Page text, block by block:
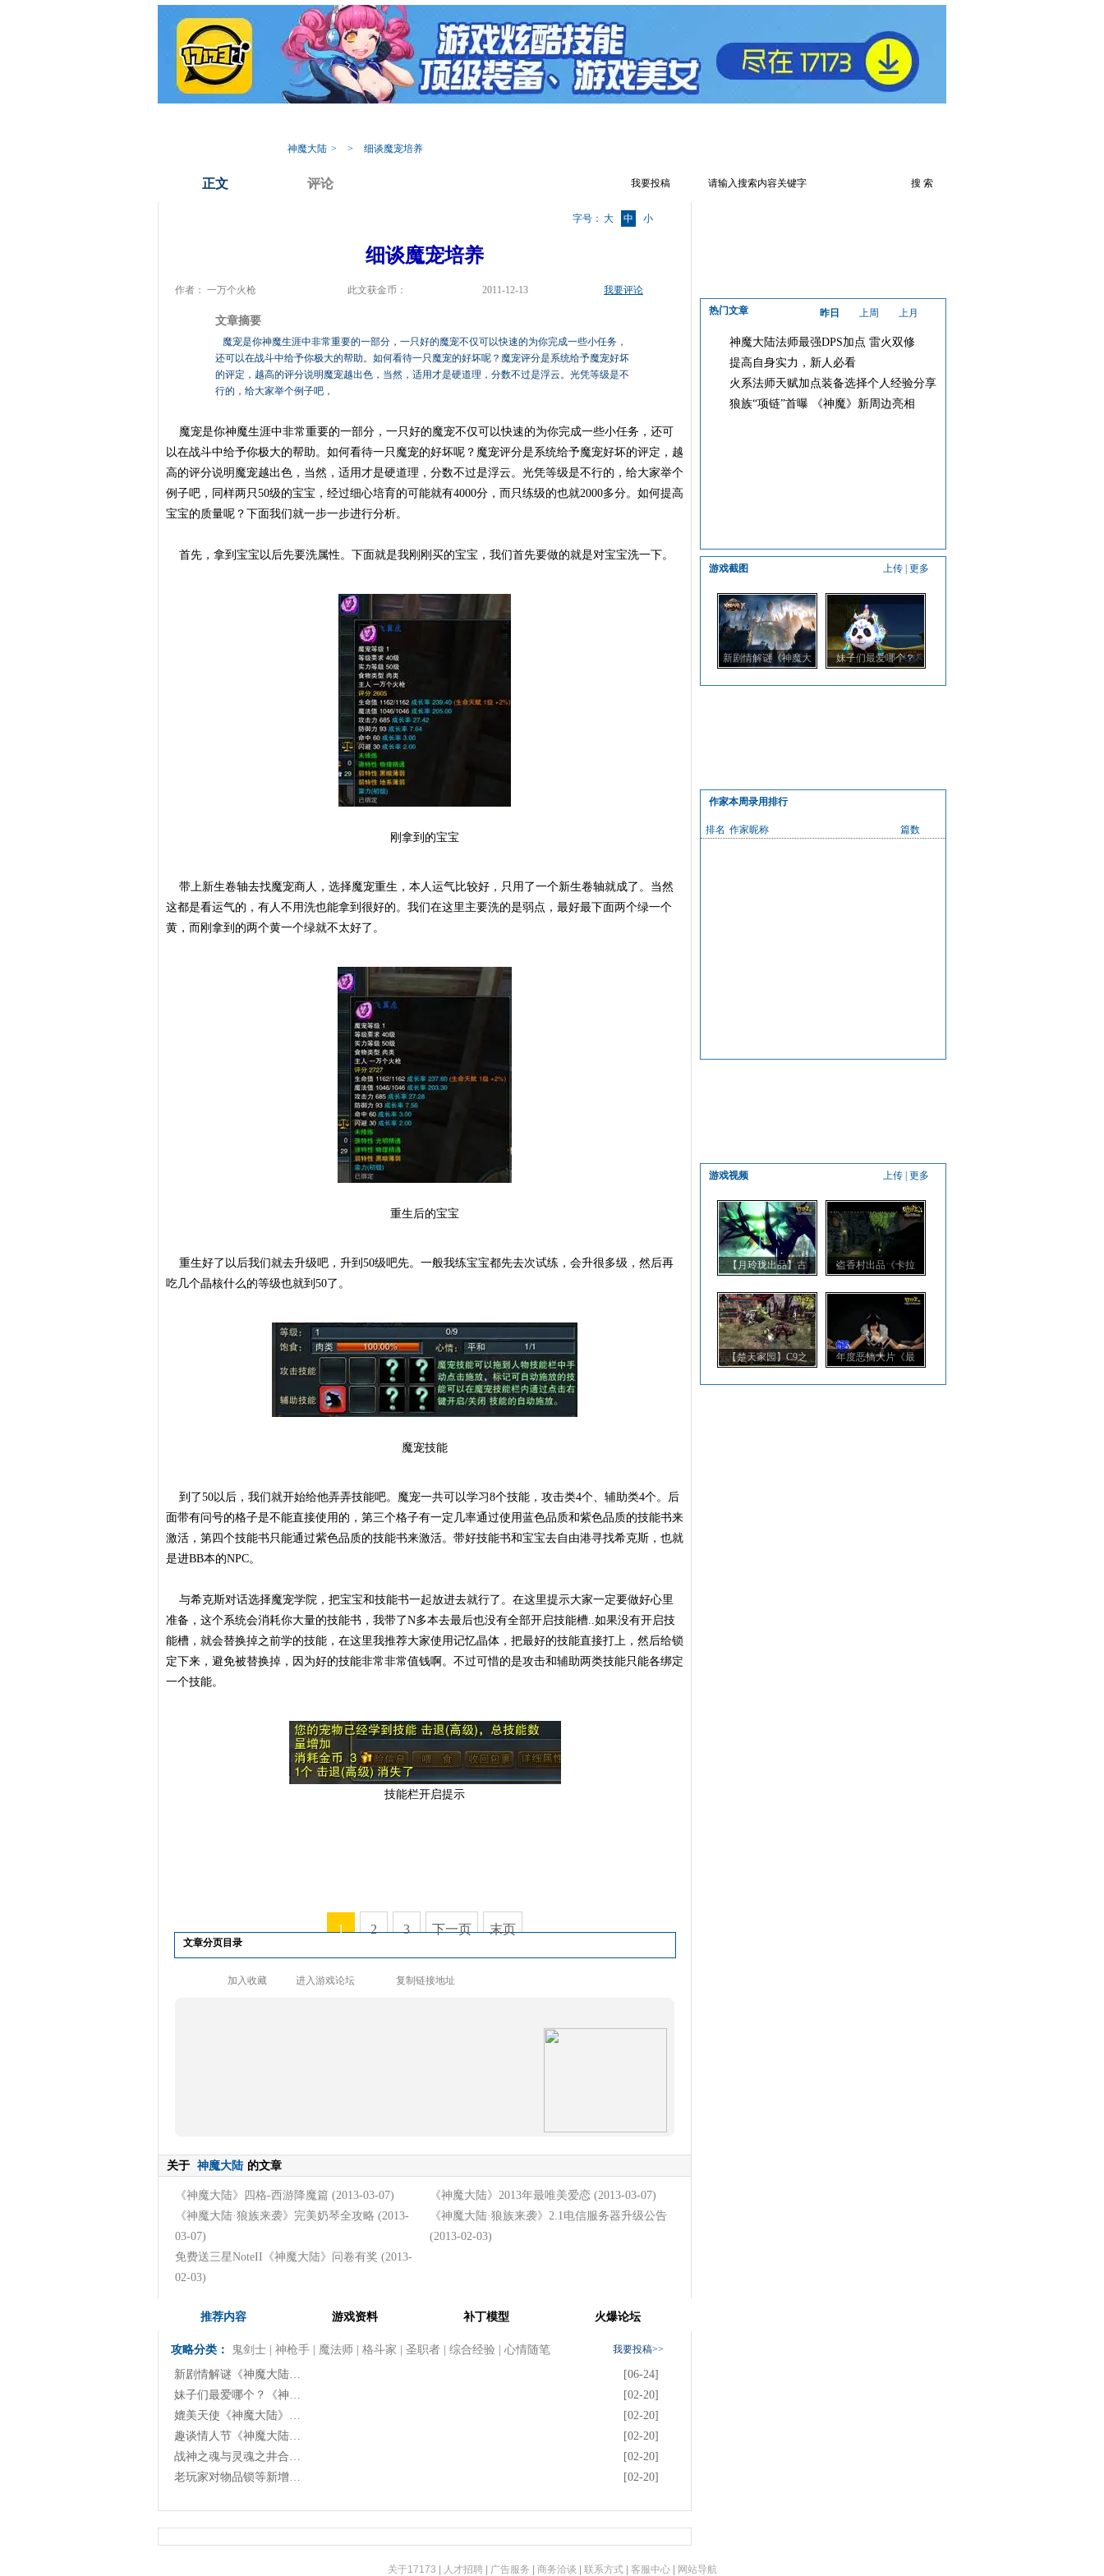
神魔大陆 > > 细谈魔宠培养
正文 评论 我要投稿
字号： 大 中 小
细谈魔宠培养
作者： 一万个火枪 此文获金币： 2011-12-13 我要评论
文章摘要
魔宠是你神魔生涯中非常重要的一部分，一只好的魔宠不仅可以快速的为你完成一些小任务，
还可以在战斗中给予你极大的帮助。如何看待一只魔宠的好坏呢？魔宠评分是系统给予魔宠好坏
的评定，越高的评分说明魔宠越出色，当然，适用才是硬道理，分数不过是浮云。光凭等级是不
行的，给大家举个例子吧，
魔宠是你神魔生涯中非常重要的一部分，一只好的魔宠不仅可以快速的为你完成一些小任务，还可
以在战斗中给予你极大的帮助。如何看待一只魔宠的好坏呢？魔宠评分是系统给予魔宠好坏的评定，越
高的评分说明魔宠越出色，当然，适用才是硬道理，分数不过是浮云。光凭等级是不行的，给大家举个
例子吧，同样两只50级的宝宝，经过细心培育的可能就有4000分，而只练级的也就2000多分。如何提高
宝宝的质量呢？下面我们就一步一步进行分析。
首先，拿到宝宝以后先要洗属性。下面就是我刚刚买的宝宝，我们首先要做的就是对宝宝洗一下。
刚拿到的宝宝
带上新生卷轴去找魔宠商人，选择魔宠重生，本人运气比较好，只用了一个新生卷轴就成了。当然
这都是看运气的，有人不用洗也能拿到很好的。我们在这里主要洗的是弱点，最好最下面两个绿一个
黄，而刚拿到的两个黄一个绿就不太好了。
重生后的宝宝
重生好了以后我们就去升级吧，升到50级吧先。一般我练宝宝都先去次试练，会升很多级，然后再
吃几个晶核什么的等级也就到50了。
魔宠技能
到了50以后，我们就开始给他弄弄技能吧。魔宠一共可以学习8个技能，攻击类4个、辅助类4个。后
面带有问号的格子是不能直接使用的，第三个格子有一定几率通过使用蓝色品质和紫色品质的技能书来
激活，第四个技能书只能通过紫色品质的技能书来激活。带好技能书和宝宝去自由港寻找希克斯，也就
是进BB本的NPC。
与希克斯对话选择魔宠学院，把宝宝和技能书一起放进去就行了。在这里提示大家一定要做好心里
准备，这个系统会消耗你大量的技能书，我带了N多本去最后也没有全部开启技能槽..如果没有开启技
能槽，就会替换掉之前学的技能，在这里我推荐大家使用记忆晶体，把最好的技能直接打上，然后给锁
定下来，避免被替换掉，因为好的技能非常非常值钱啊。不过可惜的是攻击和辅助两类技能只能各绑定
一个技能。
技能栏开启提示
1 2 3 下一页 末页
文章分页目录
加入收藏 进入游戏论坛 复制链接地址
关于 神魔大陆 的文章
《神魔大陆》四格-西游降魔篇 (2013-03-07) 《神魔大陆》2013年最唯美爱恋 (2013-03-07)
《神魔大陆·狼族来袭》完美奶琴全攻略 (2013-
03-07)
《神魔大陆·狼族来袭》2.1电信服务器升级公告
(2013-02-03)
免费送三星NoteII《神魔大陆》问卷有奖 (2013-
02-03)
推荐内容 游戏资料 补丁模型 火爆论坛
我要投稿>>
攻略分类： 鬼剑士 神枪手 魔法师 格斗家 圣职者 综合经验
心情随笔
[06-24]
新剧情解谜《神魔大陆…
[02-20]
妹子们最爱哪个？《神…
[02-20]
媲美天使《神魔大陆》…
[02-20]
趣谈情人节《神魔大陆…
[02-20]
战神之魂与灵魂之井合…
[02-20]
老玩家对物品锁等新增…
热门文章 昨日 上周 上月
神魔大陆法师最强DPS加点 雷火双修
提高自身实力，新人必看
火系法师天赋加点装备选择个人经验分享
狼族“项链”首曝 《神魔》新周边亮相
上传 更多
游戏截图
新剧情解谜《神魔大
妹子们最爱哪个？
作家本周录用排行
篇数
排名 作家昵称
上传 更多
游戏视频
【月玲珑出品】古 盗香村出品《卡拉
【楚天家园】C9之 年度恶搞大片《最
关于17173 人才招聘| 广告服务 商务洽谈 联系方式| 客服中心| 网站导航